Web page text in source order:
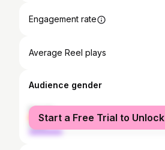
Engagement rate
Average Reel plays
Audience gender
female
male
Start a Free Trial to Unlock